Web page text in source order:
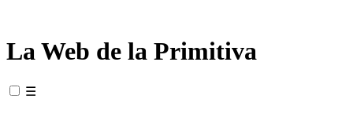
La Web de la Primitiva
☰